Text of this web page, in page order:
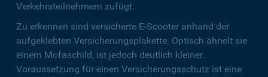
Verkehrsteilnehmern zufügt.
Zu erkennen sind versicherte E-Scooter anhand der
aufgeklebten Versicherungsplakette. Optisch ähnelt sie
einem Mofaschild, ist jedoch deutlich kleiner.
Voraussetzung für einen Versicherungsschutz ist eine